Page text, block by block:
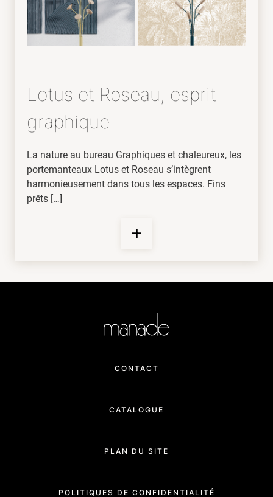
Lotus et Roseau, esprit
graphique
La nature au bureau Graphiques et chaleureux, les
portemanteaux Lotus et Roseau s’intègrent
harmonieusement dans tous les espaces. Fins
prêts […]
CONTACT
CATALOGUE
PLAN DU SITE
POLITIQUES DE CONFIDENTIALITÉ